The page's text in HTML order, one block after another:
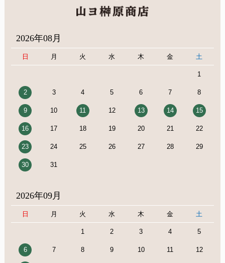
2026年08月
日 月 火 水 木 金 土
1
2 3 4 5 6 7 8
9 10 11 12 13 14 15
16 17 18 19 20 21 22
23 24 25 26 27 28 29
30 31
2026年09月
日 月 火 水 木 金 土
1 2 3 4 5
6 7 8 9 10 11 12